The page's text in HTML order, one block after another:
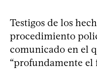
Testigos de los
procedimiento
comunicado en el
“profundamente